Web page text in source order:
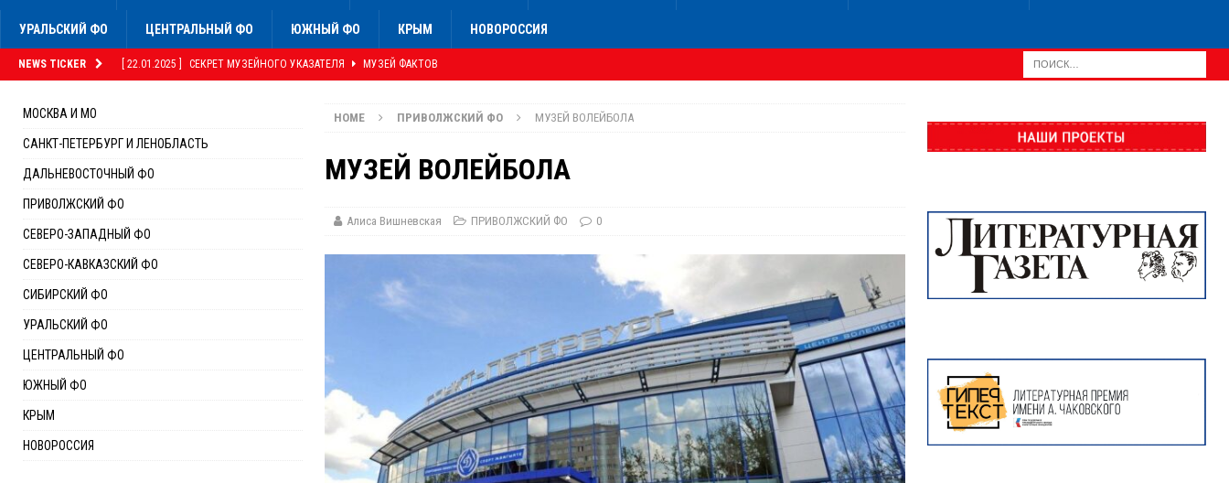
УРАЛЬСКИЙ ФО ЦЕНТРАЛЬНЫЙ ФО ЮЖНЫЙ ФО КРЫМ НОВОРОССИЯ
NEWS TICKER [ 22.01.2025 ] СЕКРЕТ МУЗЕЙНОГО УКАЗАТЕЛЯ МУЗЕЙ ФАКТОВ
ПРИВОЛЖСКИЙ ФО
ПРИВОЛЖСКИЙ ФО
HOME ПРИВОЛЖСКИЙ ФО МУЗЕЙ ВОЛЕЙБОЛА
МУЗЕЙ ВОЛЕЙБОЛА
Алиса Вишневская ПРИВОЛЖСКИЙ ФО 0
МОСКВА И МО
САНКТ-ПЕТЕРБУРГ И ЛЕНОБЛАСТЬ
ДАЛЬНЕВОСТОЧНЫЙ ФО
ПРИВОЛЖСКИЙ ФО
СЕВЕРО-ЗАПАДНЫЙ ФО
СЕВЕРО-КАВКАЗСКИЙ ФО
СИБИРСКИЙ ФО
УРАЛЬСКИЙ ФО
ЦЕНТРАЛЬНЫЙ ФО
ЮЖНЫЙ ФО
КРЫМ
НОВОРОССИЯ